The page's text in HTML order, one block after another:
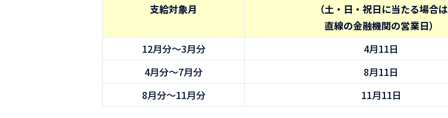
支給対象月
（土・日・祝日に当たる場合は
直線の金融機関の営業日）
12月分〜3月分
4月11日
4月分〜7月分
8月11日
8月分〜11月分
11月11日